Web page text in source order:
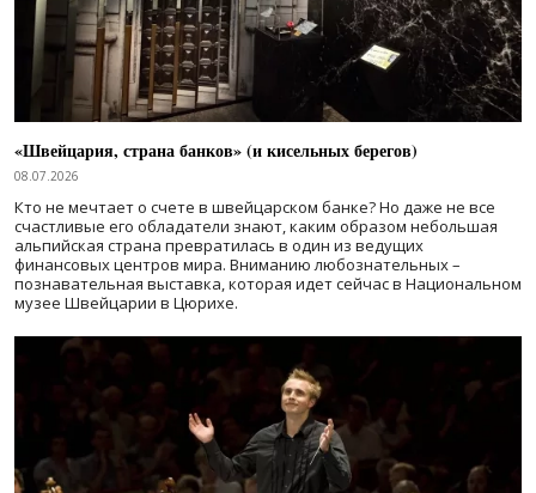
«Швейцария, страна банков» (и кисельных берегов)
08.07.2026
Кто не мечтает о счете в швейцарском банке? Но даже не все
счастливые его обладатели знают, каким образом небольшая
альпийская страна превратилась в один из ведущих
финансовых центров мира. Вниманию любознательных –
познавательная выставка, которая идет сейчас в Национальном
музее Швейцарии в Цюрихе.